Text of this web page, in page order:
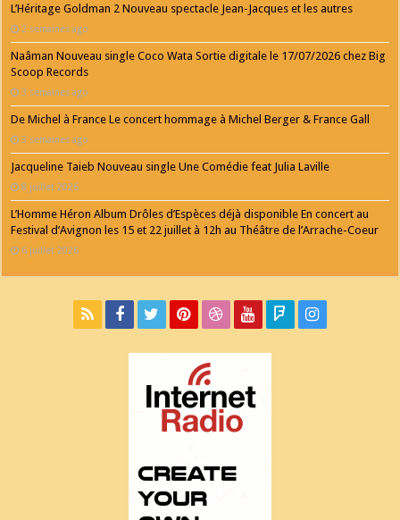
L’Héritage Goldman 2 Nouveau spectacle Jean-Jacques et les autres
2 semaines ago
Naâman Nouveau single Coco Wata Sortie digitale le 17/07/2026 chez Big
Scoop Records
3 semaines ago
De Michel à France Le concert hommage à Michel Berger & France Gall
3 semaines ago
Jacqueline Taieb Nouveau single Une Comédie feat Julia Laville
8 juillet 2026
L’Homme Héron Album Drôles d’Espèces déjà disponible En concert au
Festival d’Avignon les 15 et 22 juillet à 12h au Théâtre de l’Arrache-Coeur
6 juillet 2026